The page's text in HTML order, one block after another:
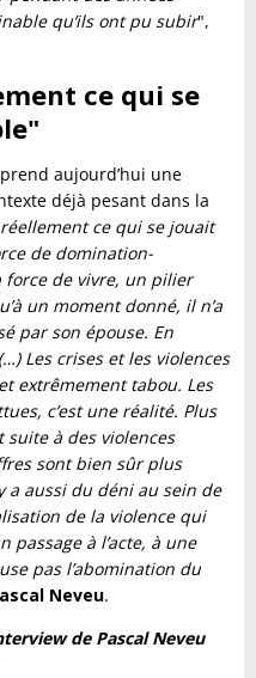
qu’ils ont pu subir",
ce qui se
aujourd’hui une
déjà pesant dans la
ce qui se jouait
de domination-
force de vivre, un pilier
un moment donné, il n’a
par son épouse. En
Les crises et les violences
extrêmement tabou. Les
c’est une réalité. Plus
à des violences
sont bien sûr plus
a aussi du déni au sein de
de la violence qui
à l’acte, à une
pas l’abomination du
Neveu.
de Pascal Neveu